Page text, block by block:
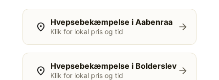
location_on Hvepsebekæmpelse i Aabenraa
Klik for lokal pris og tid arrow_forward
location_on Hvepsebekæmpelse i Bolderslev
Klik for lokal pris og tid arrow_forward